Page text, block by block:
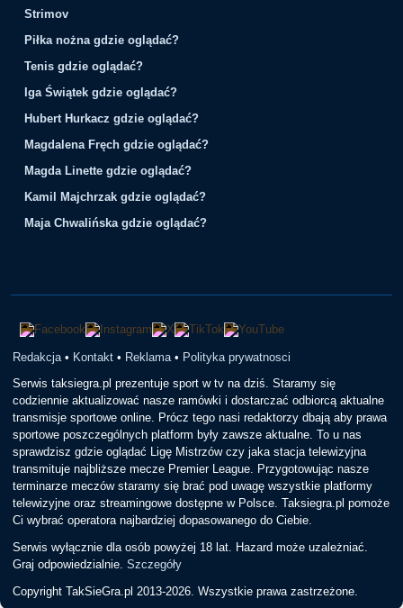
Strimov
Piłka nożna gdzie oglądać?
Tenis gdzie oglądać?
Iga Świątek gdzie oglądać?
Hubert Hurkacz gdzie oglądać?
Magdalena Fręch gdzie oglądać?
Magda Linette gdzie oglądać?
Kamil Majchrzak gdzie oglądać?
Maja Chwalińska gdzie oglądać?
Redakcja • Kontakt • Reklama • Polityka prywatnosci
Serwis taksiegra.pl prezentuje sport w tv na dziś. Staramy się
codziennie aktualizować nasze ramówki i dostarczać odbiorcą aktualne
transmisje sportowe online. Prócz tego nasi redaktorzy dbają aby prawa
sportowe poszczególnych platform były zawsze aktualne. To u nas
sprawdzisz gdzie oglądać Ligę Mistrzów czy jaka stacja telewizyjna
transmituje najbliższe mecze Premier League. Przygotowując nasze
terminarze meczów staramy się brać pod uwagę wszystkie platformy
telewizyjne oraz streamingowe dostępne w Polsce. Taksiegra.pl pomoże
Ci wybrać operatora najbardziej dopasowanego do Ciebie.
Serwis wyłącznie dla osób powyżej 18 lat. Hazard może uzależniać.
Graj odpowiedzialnie.Szczegóły
Copyright TakSieGra.pl 2013-2026. Wszystkie prawa zastrzeżone.